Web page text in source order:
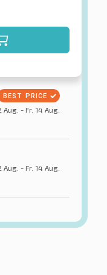
- Fr. 14 Aug.
- Fr. 14 Aug.